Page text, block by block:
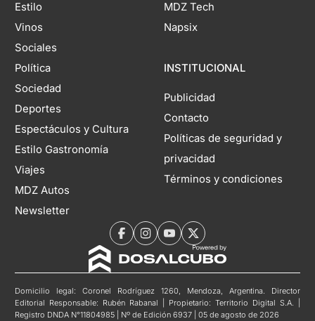
Estilo
Vinos
Sociales
Política
Sociedad
Deportes
Espectáculos y Cultura
Estilo Gastronomía
Viajes
MDZ Autos
Newsletter
MDZ Tech
Napsix
INSTITUCIONAL
Publicidad
Contacto
Políticas de seguridad y
privacidad
Términos y condiciones
Domicilio legal: Coronel Rodríguez 1260, Mendoza, Argentina. Director
Editorial Responsable: Rubén Rabanal | Propietario: Territorio Digital S.A. |
Registro DNDA N°11804985 | Nº de Edición 6937 | 05 de agosto de 2026